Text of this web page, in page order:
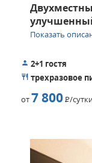
Показать
2+1 гостя
трехразовое
от7 800Р/